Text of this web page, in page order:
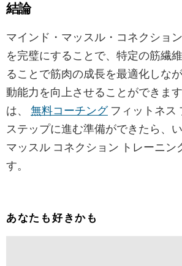
結論
マインド・マッスル・コネクショ
を完璧にすることで、特定の筋繊
ることで筋肉の成長を最適化しな
動能力を向上させることができま
は、 無料コーチングフィットネス
ステップに進む準備ができたら、
マッスル コネクション トレーニン
す。
あなたも好きかも